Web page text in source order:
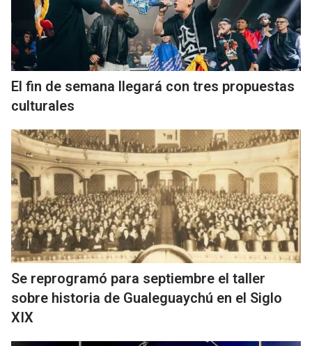
El fin de semana llegará con tres propuestas
culturales
Se reprogramó para septiembre el taller
sobre historia de Gualeguaychú en el Siglo
XIX